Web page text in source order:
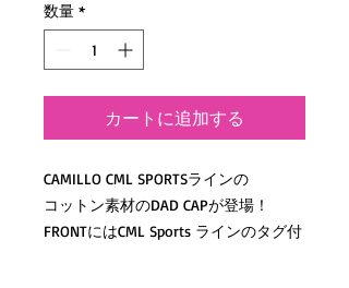
数量 *
カートに追加する
CAMILLO CML SPORTSラインの
コットン素材のDAD CAPが登場！
FRONTにはCML Sports ラインのタグ付